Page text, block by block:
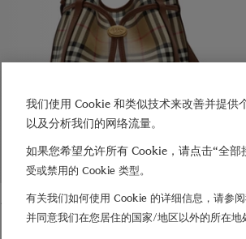
小号格纹水桶包
¥16,950.00
小号格纹水桶包, ¥16,950.00
我们使用 Cookie 和类似技术来改善并提供
以及分析我们的网络流量。
如果您希望允许所有 Cookie，请点击“全部
受或禁用的 Cookie 类型。
有关我们如何使用 Cookie 的详细信息，请参
并同意我们在您居住的国家/地区以外的所在地